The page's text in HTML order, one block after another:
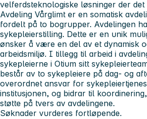
velferdsteknologiske løsninger der det
Avdeling Vårglimt er en somatisk
fordelt på to bogrupper. Avdelingen
sykepleierstilling. Dette er en unik
ønsker å være en del av et dynamisk
arbeidsmiljø. I tillegg til arbeid i
sykepleierne i Otium sitt
består av to sykepleiere på dag- og
overordnet ansvar for
institusjonen, og bidrar til
støtte på tvers av avdelingene.
Søknader vurderes fortløpende.